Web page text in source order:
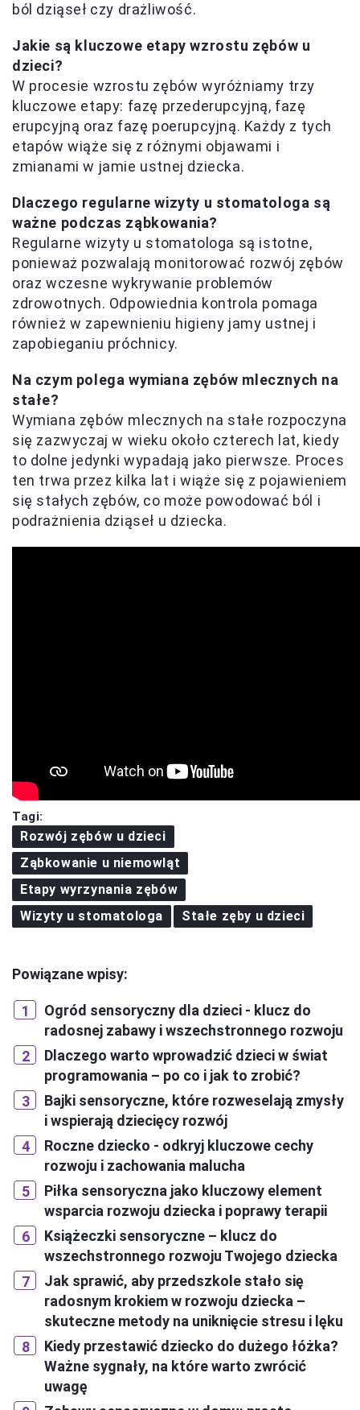
ból dziąseł czy drażliwość.
Jakie są kluczowe etapy wzrostu zębów u
dzieci?
W procesie wzrostu zębów wyróżniamy trzy
kluczowe etapy: fazę przederupcyjną, fazę
erupcyjną oraz fazę poerupcyjną. Każdy z tych
etapów wiąże się z różnymi objawami i
zmianami w jamie ustnej dziecka.
Dlaczego regularne wizyty u stomatologa są
ważne podczas ząbkowania?
Regularne wizyty u stomatologa są istotne,
ponieważ pozwalają monitorować rozwój zębów
oraz wczesne wykrywanie problemów
zdrowotnych. Odpowiednia kontrola pomaga
również w zapewnieniu higieny jamy ustnej i
zapobieganiu próchnicy.
Na czym polega wymiana zębów mlecznych na
stałe?
Wymiana zębów mlecznych na stałe rozpoczyna
się zazwyczaj w wieku około czterech lat, kiedy
to dolne jedynki wypadają jako pierwsze. Proces
ten trwa przez kilka lat i wiąże się z pojawieniem
się stałych zębów, co może powodować ból i
podrażnienia dziąseł u dziecka.
Tagi:
Rozwój zębów u dzieci
Ząbkowanie u niemowląt
Etapy wyrzynania zębów
Wizyty u stomatologa
Stałe zęby u dzieci
Powiązane wpisy:
Ogród sensoryczny dla dzieci - klucz do
radosnej zabawy i wszechstronnego rozwoju
Dlaczego warto wprowadzić dzieci w świat
programowania – po co i jak to zrobić?
Bajki sensoryczne, które rozweselają zmysły
i wspierają dziecięcy rozwój
Roczne dziecko - odkryj kluczowe cechy
rozwoju i zachowania malucha
Piłka sensoryczna jako kluczowy element
wsparcia rozwoju dziecka i poprawy terapii
Książeczki sensoryczne – klucz do
wszechstronnego rozwoju Twojego dziecka
Jak sprawić, aby przedszkole stało się
radosnym krokiem w rozwoju dziecka –
skuteczne metody na uniknięcie stresu i lęku
Kiedy przestawić dziecko do dużego łóżka?
Ważne sygnały, na które warto zwrócić
uwagę